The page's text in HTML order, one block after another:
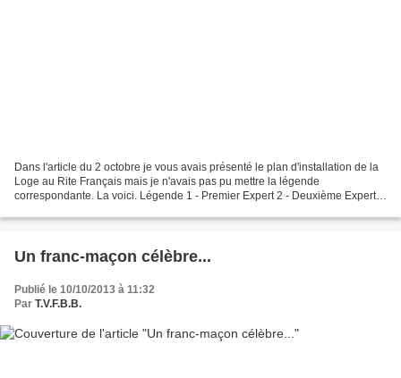
Dans l'article du 2 octobre je vous avais présenté le plan d'installation de la
Loge au Rite Français mais je n'avais pas pu mettre la légende
correspondante. La voici. Légende 1 - Premier Expert 2 - Deuxième Expert 3
Un franc-maçon célèbre...
Publié le 10/10/2013 à 11:32
Par T.V.F.B.B.